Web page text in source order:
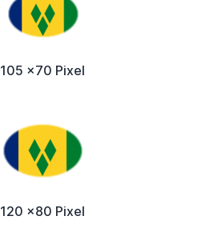
105 x70 Pixel
120 x80 Pixel